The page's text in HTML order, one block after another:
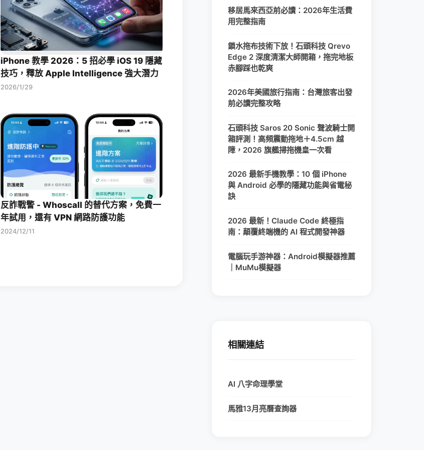
iPhone 教學 2026：5 招必學 iOS 19 隱藏
技巧，釋放 Apple Intelligence 強大潛力
2026/1/29
反詐戰警 - Whoscall 的替代方案，免費一
年試用，還有 VPN 網路防護功能
2024/12/11
移居馬來西亞前必讀：2026年生活費
用完整指南
鎖水拖布技術下放！石頭科技 Qrevo
Edge 2 深度清潔大師開箱，拖完地板
赤腳踩也乾爽
2026年美國旅行指南：台灣旅客出發
前必讀完整攻略
石頭科技 Saros 20 Sonic 聲波騎士開
箱評測！高頻震動拖地＋4.5cm 越
障，2026 旗艦掃拖機皇一次看
2026 最新手機教學：10 個 iPhone
與 Android 必學的隱藏功能與省電秘
訣
2026 最新！Claude Code 終極指
南：顛覆終端機的 AI 程式開發神器
電腦玩手游神器：Android模擬器推薦
｜MuMu模擬器
相關連結
AI 八字命理學堂
馬雅13月亮曆查詢器